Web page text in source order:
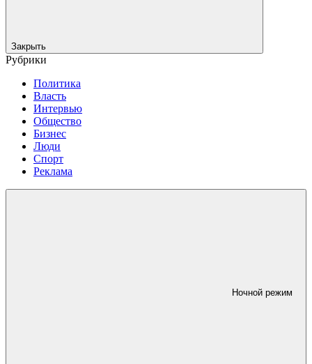
Закрыть
Рубрики
Политика
Власть
Интервью
Общество
Бизнес
Люди
Спорт
Реклама
Ночной режим